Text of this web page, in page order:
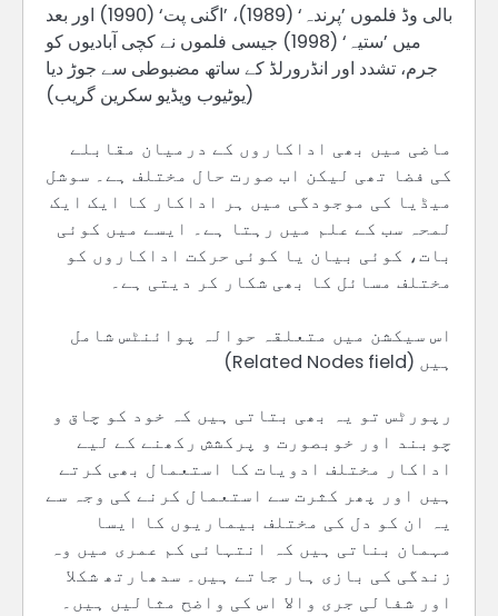
بالی وڈ فلموں ’پرندہ‘ (1989)، ’اگنی پت‘ (1990) اور بعد
میں ’ستیہ‘ (1998) جیسی فلموں نے کچی آبادیوں کو
جرم، تشدد اور انڈرورلڈ کے ساتھ مضبوطی سے جوڑ دیا
(یوٹیوب ویڈیو سکرین گریب)
ماضی میں بھی اداکاروں کے درمیان مقابلے
کی فضا تھی لیکن اب صورت حال مختلف ہے۔ سوشل
میڈیا کی موجودگی میں ہر اداکار کا ایک ایک
لمحہ سب کے علم میں رہتا ہے۔ ایسے میں کوئی
بات، کوئی بیان یا کوئی حرکت اداکاروں کو
مختلف مسائل کا بھی شکار کر دیتی ہے۔
اس سیکشن میں متعلقہ حوالہ پوائنٹس شامل
ہیں (Related Nodes field)
رپورٹس تو یہ بھی بتاتی ہیں کہ خود کو چاق و
چوبند اور خوبصورت و پرکشش رکھنے کے لیے
اداکار مختلف ادویات کا استعمال بھی کرتے
ہیں اور پھر کثرت سے استعمال کرنے کی وجہ سے
یہ ان کو دل کی مختلف بیماریوں کا ایسا
مہمان بناتی ہیں کہ انتہائی کم عمری میں وہ
زندگی کی بازی ہار جاتے ہیں۔ سدھارتھ شکلا
اور شفالی جری والا اس کی واضح مثالیں ہیں۔